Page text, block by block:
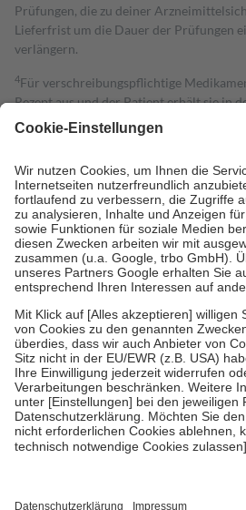
Prüfungen, die zu deiner
Lieferfrist um die Dauer der Prüfungen
verlängern.
4Für verschreibungspflichtige
Rezept aus und der Patient erhält sie in
gesetzliche Krankenversicherung
Kosten dafür, der Versicherte trägt
Grundsätzlich leisten Mitglieder
Prozent des Abgabepreises,mindestens
höchstens zehn Euro.Es sind jedoch nie
Kosten der Leistung zu entrichten.
Diese Regeln gelten grundsätzlich auch
Bei Heilmitteln und häuslicher
Zuzahlung zehn Prozent der Kosten
Verordnung.
Um das Engagement der Versicherten für
stärken und die besondere Stellung der
fallenkeine Zuzahlungenan bei:
• Kindern und Jugendlichen bis zum
mit Ausnahme der Fahrkosten
• Untersuchungen zur Vorsorge und
GKV getragen werden